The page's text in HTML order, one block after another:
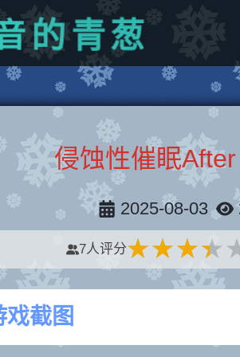
的 青葱
侵蚀性催眠
2025-08-03
7人评分
戏截图